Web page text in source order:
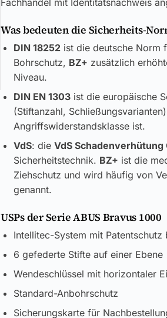
Fachhandel mit Identitätsnachweis
Was bedeuten die Sicherheits-
DIN 18252ist die deutsche Norm
Bohrschutz, BZ+ zusätzlich
Niveau.
DIN EN 1303ist die europäische
(Stiftanzahl,
Angriffswiderstandsklasse ist.
VdS: die VdS Schadenverhütung
Sicherheitstechnik. BZ+ ist die
Ziehschutz und wird häufig von
genannt.
USPs der Serie ABUS Bravus 1000
Intellitec-System mit Patentschutz
6 gefederte Stifte auf einer Ebene
Wendeschlüssel mit horizontaler
Standard-Anbohrschutz
Sicherungskarte für